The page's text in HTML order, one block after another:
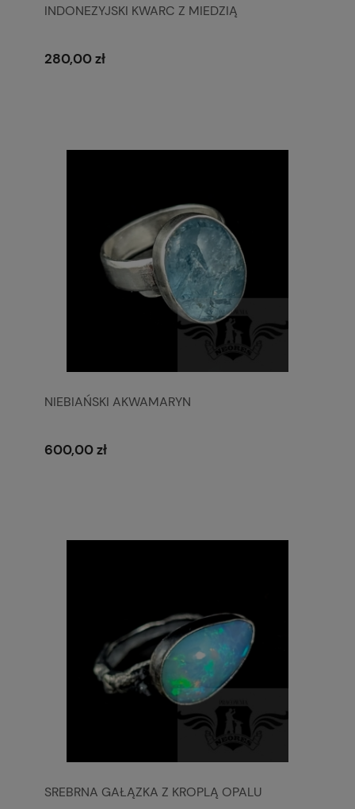
INDONEZYJSKI KWARC Z MIEDZIĄ
280,00 zł
NIEBIAŃSKI AKWAMARYN
600,00 zł
SREBRNA GAŁĄZKA Z KROPLĄ OPALU